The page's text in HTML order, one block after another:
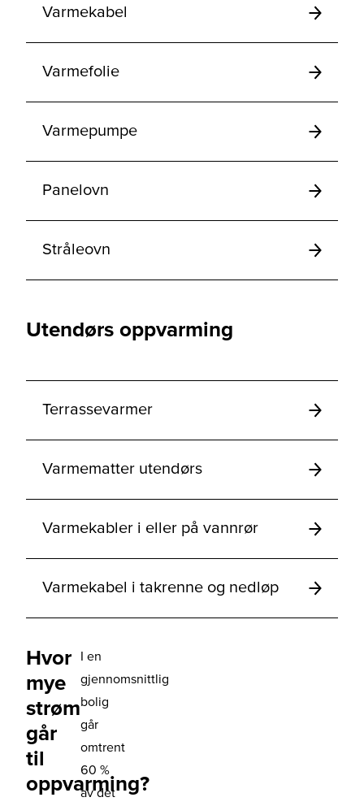
Varmekabel
Varmefolie
Varmepumpe
Panelovn
Stråleovn
Utendørs oppvarming
Terrassevarmer
Varmematter utendørs
Varmekabler i eller på vannrør
Varmekabel i takrenne og nedløp
Hvor
mye
strøm
går
til
oppvarming?
I en
gjennomsnittlig
bolig
går
omtrent
60 %
av det